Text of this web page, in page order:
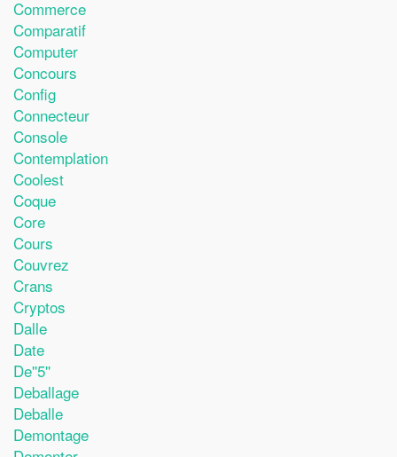
Commerce
Comparatif
Computer
Concours
Config
Connecteur
Console
Contemplation
Coolest
Coque
Core
Cours
Couvrez
Crans
Cryptos
Dalle
Date
De''5''
Deballage
Deballe
Demontage